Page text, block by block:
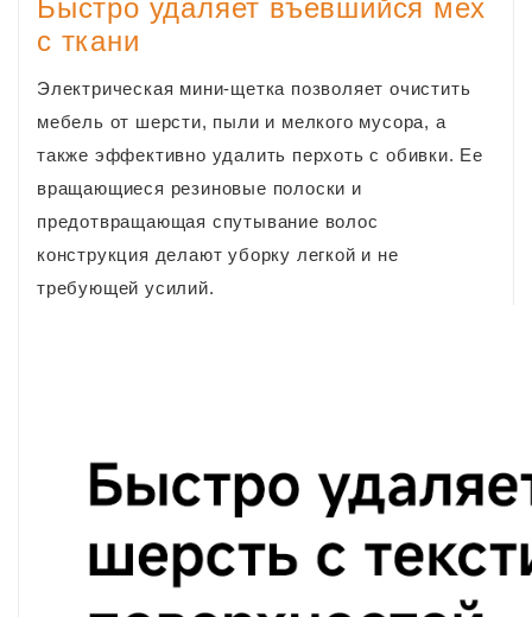
Быстро удаляет въевшийся мех
с ткани
Электрическая мини-щетка позволяет очистить
мебель от шерсти, пыли и мелкого мусора, а
также эффективно удалить перхоть с обивки. Ее
вращающиеся резиновые полоски и
предотвращающая спутывание волос
конструкция делают уборку легкой и не
требующей усилий.